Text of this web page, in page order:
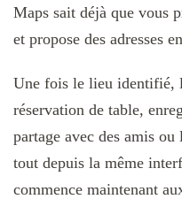
Maps sait déjà que vous
et propose des adresses
Une fois le lieu identifié,
réservation de table,
partage avec des amis
tout depuis la même
commence maintenant